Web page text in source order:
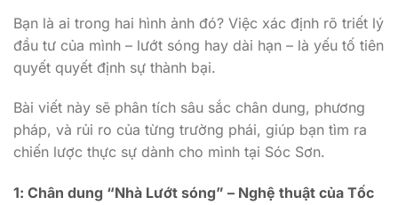
Bạn là ai trong hai hình ảnh đó? Việc xác định rõ triết lý
đầu tư của mình – lướt sóng hay dài hạn – là yếu tố tiên
quyết quyết định sự thành bại.
Bài viết này sẽ phân tích sâu sắc chân dung, phương
pháp, và rủi ro của từng trường phái, giúp bạn tìm ra
chiến lược thực sự dành cho mình tại Sóc Sơn.
1: Chân dung “Nhà Lướt sóng” – Nghệ thuật của Tốc